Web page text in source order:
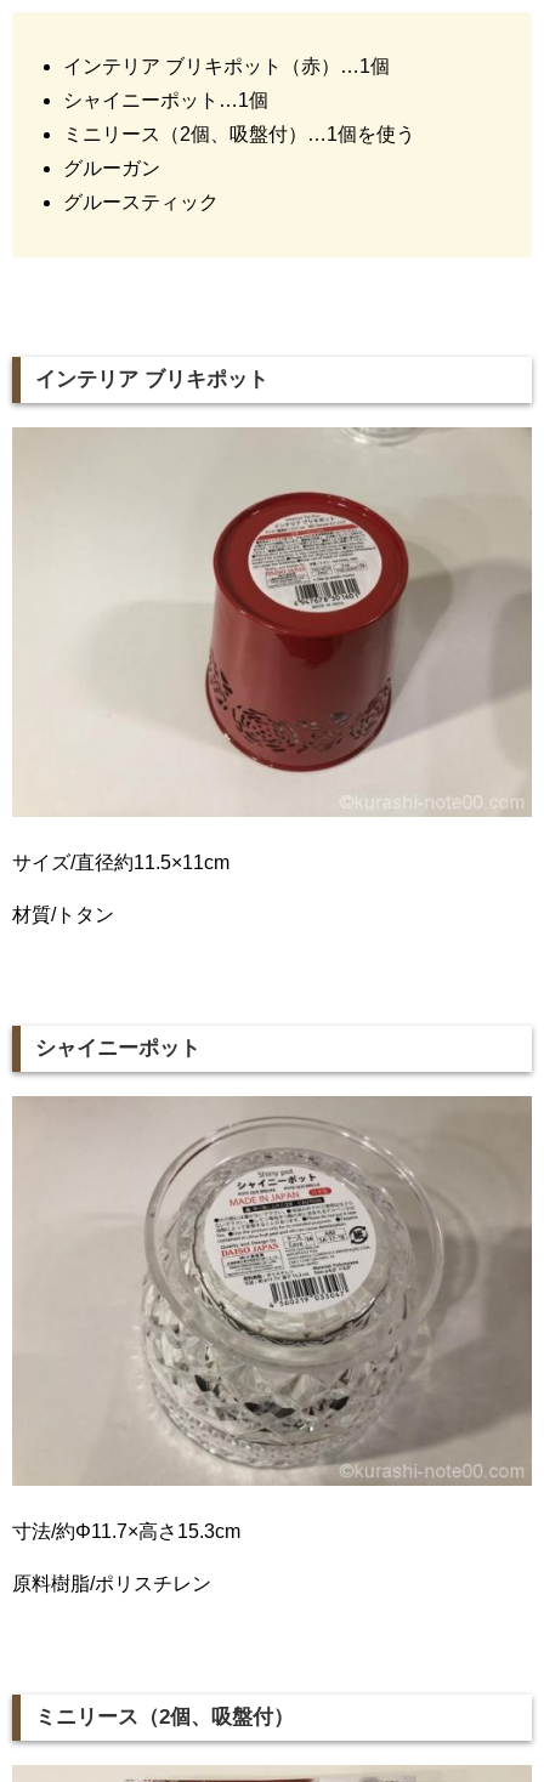
インテリア ブリキポット（赤）…1個
シャイニーポット…1個
ミニリース（2個、吸盤付）…1個を使う
グルーガン
グルースティック
インテリア ブリキポット
サイズ/直径約11.5×11cm
材質/トタン
シャイニーポット
寸法/約Φ11.7×高さ15.3cm
原料樹脂/ポリスチレン
ミニリース（2個、吸盤付）